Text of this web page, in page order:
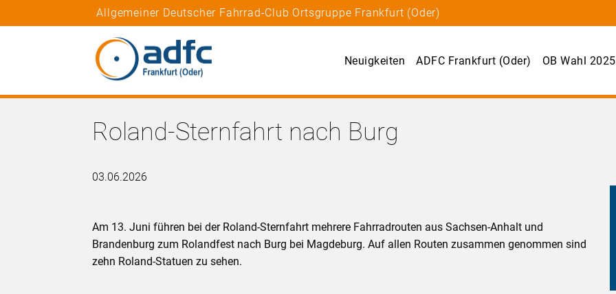
Allgemeiner Deutscher Fahrrad-Club Ortsgruppe Frankfurt (Oder)
Neuigkeiten ADFC Frankfurt (Oder) OB Wahl 2025
Roland-Sternfahrt nach Burg
03.06.2026
Am 13. Juni führen bei der Roland-Sternfahrt mehrere Fahrradrouten aus Sachsen-Anhalt und
Brandenburg zum Rolandfest nach Burg bei Magdeburg. Auf allen Routen zusammen genommen sind
zehn Roland-Statuen zu sehen.